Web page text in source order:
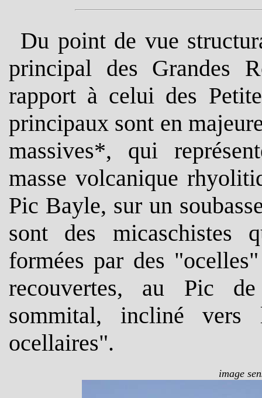
Du point de vue
principal des Grandes
rapport à celui des
principaux sont en
massives*, qui
masse volcanique
Pic Bayle, sur un
sont des micaschistes
formées par des
recouvertes, au Pic
sommital, incliné vers
ocellaires".
image